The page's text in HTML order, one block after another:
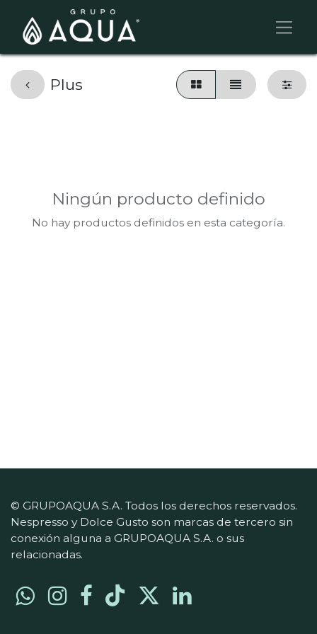
Plus
Ningún producto definido
No hay productos definidos en esta categoría.
© GRUPOAQUA S.A. Todos los derechos reservados.
Nespresso y Dolce Gusto son marcas de tercero sin
conexión alguna a GRUPOAQUA S.A. o sus
relacionadas.